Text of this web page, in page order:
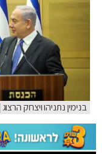
בנימין נתניהו ויצחק הרצוג